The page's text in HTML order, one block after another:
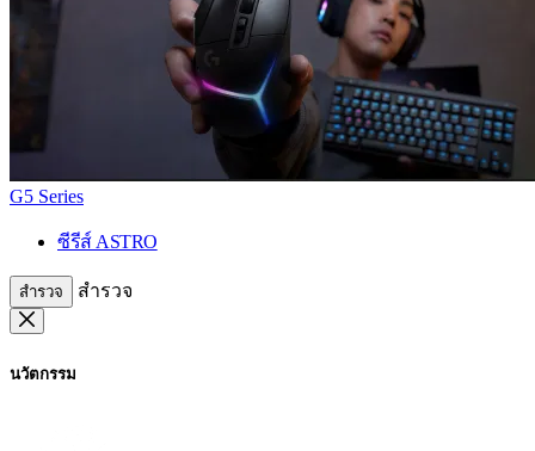
G5 Series
ซีรีส์ ASTRO
สำรวจ สำรวจ
นวัตกรรม